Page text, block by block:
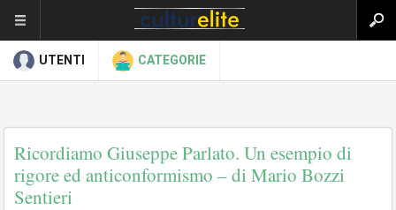
UTENTI CATEGORIE
Ricordiamo Giuseppe Parlato. Un esempio di
rigore ed anticonformismo – di Mario Bozzi
Sentieri